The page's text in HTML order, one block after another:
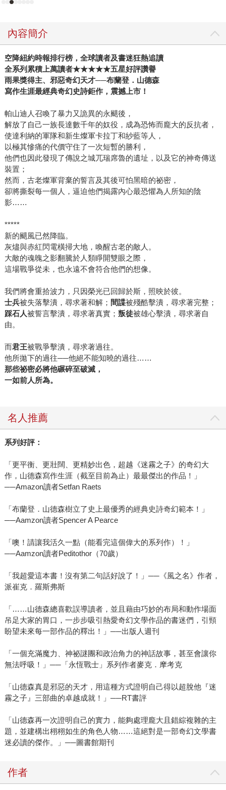
內容簡介
空降紐約時報排行榜，全球讀者及書迷狂熱追讀
全系列累積上萬讀者★★★★★五星好評讚譽
雨果獎得主、邪惡奇幻天才──布蘭登．山德森
寫作生涯最經典奇幻史詩鉅作，震撼上市！
帕山迪人召喚了暴力又詭異的永颶後，
解放了自己一族長達數千年的奴役，成為恐怖而龐大的反抗者，
使達利納的軍隊和新生燦軍卡拉丁和紗藍等人，
以極其慘痛的代價守住了一次短暫的勝利，
他們也因此發現了傳說之城兀瑞席魯的遺址，以及它的神奇傳送
裝置；
然而，古老燦軍背棄的誓言及其後可怕黑暗的祕密，
卻將撕裂每一個人，逼迫他們揭露內心最恐懼為人所知的陰
影……
*****
新的颶風已然降臨。
灰燼與赤紅閃電橫掃大地，喚醒古老的敵人。
大敵的魂魄之影翻騰於人類睜開雙眼之際，
這場戰爭從未，也永遠不會符合他們的想像。
我們將會重拾波力，只因榮光已回歸於斯，照映於彼。
士兵被失落擊潰，尋求著和解； 間諜被殘酷擊潰，尋求著完整；
踩石人被誓言擊潰，尋求著真實； 叛徒被雄心擊潰，尋求著自
由。
而君王被戰爭擊潰，尋求著過往。
他所拋下的過往──他絕不能知曉的過往……
那些祕密必將他碾碎至破滅，
一如前人所為。
名人推薦
系列好評：
「更平衡、更壯闊、更精妙出色，超越《迷霧之子》的奇幻大
作，山德森寫作生涯（截至目前為止）最最傑出的作品！」
──Amazon讀者Setfan Raets
「布蘭登．山德森樹立了史上最優秀的經典史詩奇幻範本！」
──Aamzon讀者Spencer A Pearce
「噢！請讓我活久一點（能看完這個偉大的系列作）！」
──Aamzon讀者Peditothor（70歲）
「我超愛這本書！沒有第二句話好說了！」──《風之名》作者，
派崔克．羅斯弗斯
「……山德森總喜歡誤導讀者，並且藉由巧妙的布局和動作場面
吊足大家的胃口，一步步吸引熱愛奇幻文學作品的書迷們，引頸
盼望未來每一部作品的釋出！」──出版人週刊
「一個充滿魔力、神祕謎團和政治角力的神話故事，甚至會讓你
無法呼吸！」──「永恆戰士」系列作者麥克．摩考克
「山德森真是邪惡的天才，用這種方式證明自己得以超脫他『迷
霧之子』三部曲的卓越成就！」──RT書評
「山德森再一次證明自己的實力，能夠處理龐大且錯綜複雜的主
題，並建構出栩栩如生的角色人物……這絕對是一部奇幻文學書
迷必讀的傑作。」──圖書館期刊
作者